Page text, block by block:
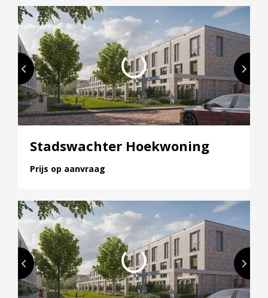
Stadswachter Hoekwoning
Prijs op aanvraag